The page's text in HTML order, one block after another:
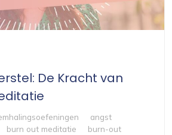
De Kracht van
angst
burn out meditatie
burn-out